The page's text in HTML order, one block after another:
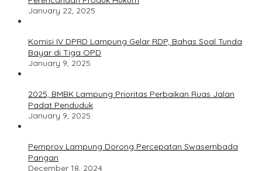
January 22, 2025
Komisi IV DPRD Lampung Gelar RDP, Bahas Soal Tunda
Bayar di Tiga OPD
January 9, 2025
2025, BMBK Lampung Prioritas Perbaikan Ruas Jalan
Padat Penduduk
January 9, 2025
Pemprov Lampung Dorong Percepatan Swasembada
Pangan
December 18, 2024